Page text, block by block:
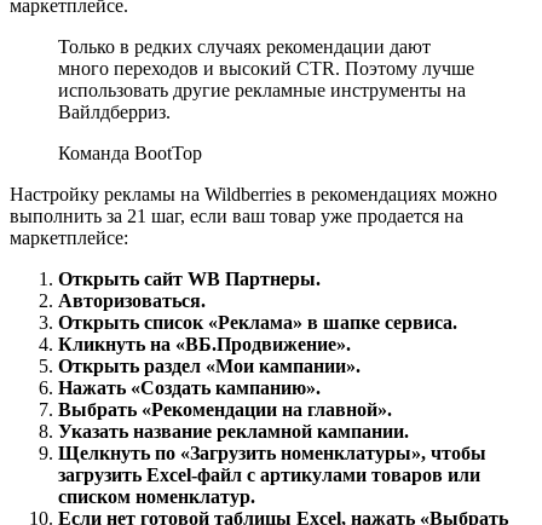
маркетплейсе.
Только в редких случаях рекомендации дают
много переходов и высокий CTR. Поэтому лучше
использовать другие рекламные инструменты на
Вайлдберриз.
Команда BootTop
Настройку рекламы на Wildberries в рекомендациях можно
выполнить за 21 шаг, если ваш товар уже продается на
маркетплейсе:
Открыть сайт WB Партнеры.
Авторизоваться.
Открыть список «Реклама» в шапке сервиса.
Кликнуть на «ВБ.Продвижение».
Открыть раздел «Мои кампании».
Нажать «Создать кампанию».
Выбрать «Рекомендации на главной».
Указать название рекламной кампании.
Щелкнуть по «Загрузить номенклатуры», чтобы
загрузить Excel-файл с артикулами товаров или
списком номенклатур.
Если нет готовой таблицы Excel, нажать «Выбрать